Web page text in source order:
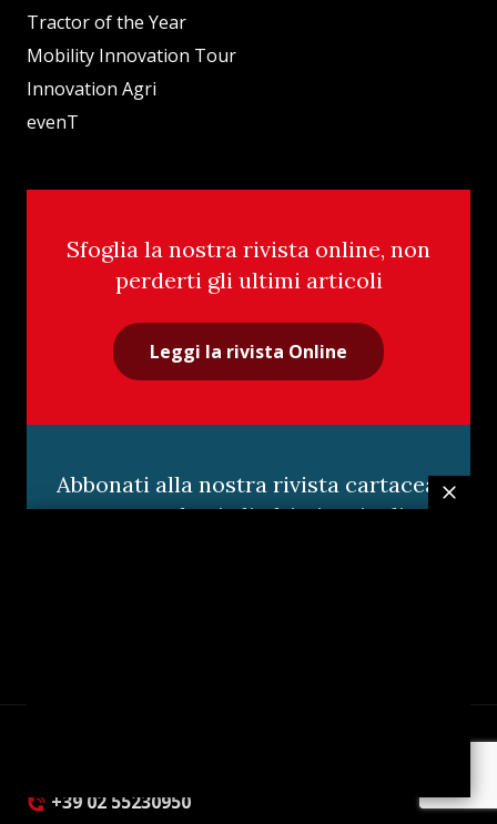
Tractor of the Year
Mobility Innovation Tour
Innovation Agri
evenT
Sfoglia la nostra rivista online, non
perderti gli ultimi articoli
Leggi la rivista Online
Abbonati alla nostra rivista cartacea,
non perderti gli ultimi articoli
+39 02 55230950